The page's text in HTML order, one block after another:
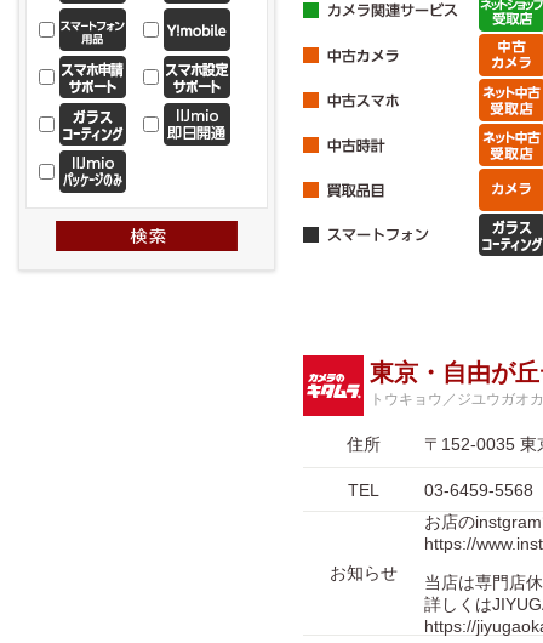
東京・自由が
トウキョウ／ジユウガオ
住所 〒152-0035 東
TEL 03-6459-5568
お知らせ
お店の
https://
当店は専門店
詳しくは
https://